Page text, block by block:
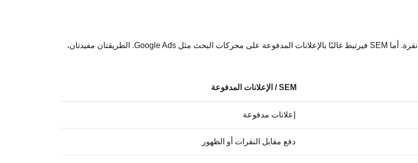
SEO Marketing يعتمد على الظهور العضوي من نتائج البحث دون دفع مقابل لكل نقرة. أما SEM فيرتبط غالبًا بالإعلانات المدفوعة على محركات البحث مثل Google Ads. الطريقتان مفيدتان،
SEM / الإعلانات المدفوعة
إعلانات مدفوعة
دفع مقابل النقرات أو الظهور